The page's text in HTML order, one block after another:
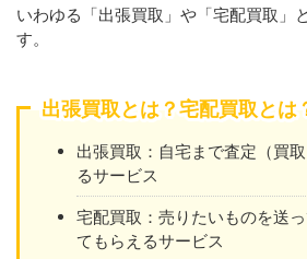
いわゆる「出張買取」や「宅配買取」
す。
出張買取とは？宅配買取とは
出張買取：自宅まで査定（買
るサービス
宅配買取：売りたいものを送
てもらえるサービス